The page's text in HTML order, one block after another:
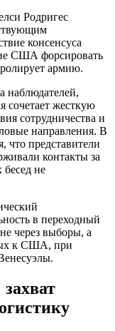
Родригес
консенсуса
США форсировать
армию.
наблюдателей,
сочетает жесткую
сотрудничества и
направления. В
что представители
контакты за
бесед не
в переходный
через выборы, а
к США, при